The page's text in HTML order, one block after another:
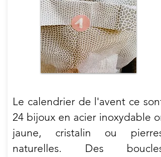
Le calendrier de l'avent ce sont
24 bijoux en acier inoxydable or
jaune, cristalin ou pierres
naturelles. Des boucles